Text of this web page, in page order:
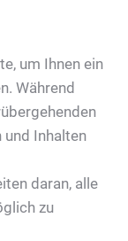
um Ihnen ein
Während
und Inhalten
daran, alle
zu